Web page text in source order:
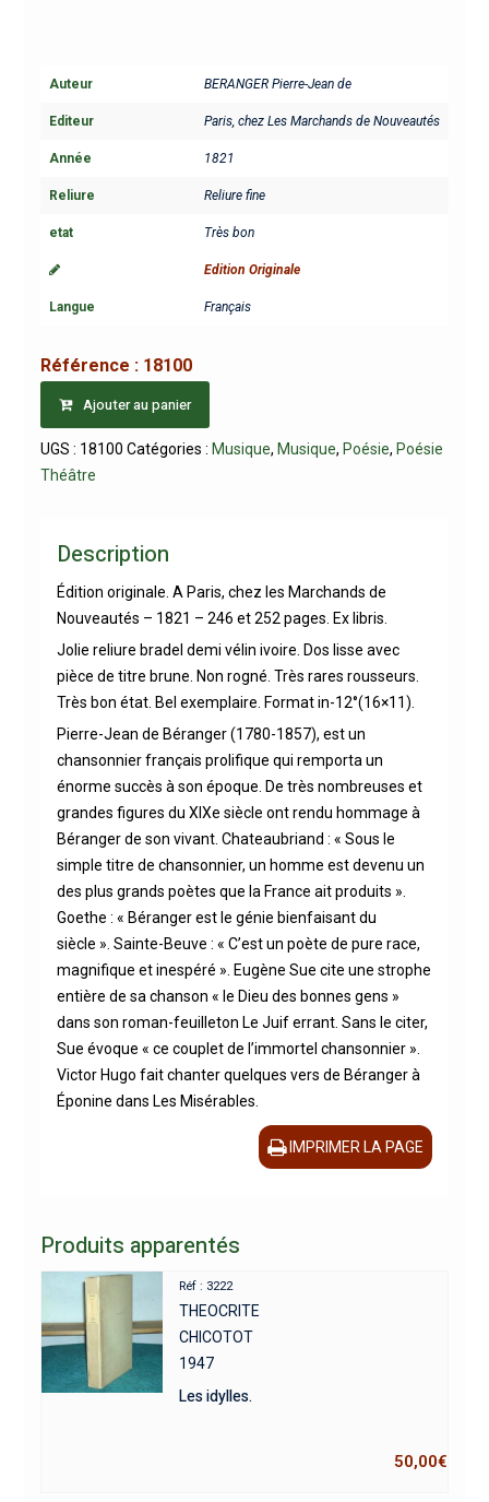
Auteur BERANGER Pierre-Jean de
Editeur Paris, chez Les Marchands de Nouveautés
Année 1821
Reliure Reliure fine
etat Très bon
Edition Originale
Langue Français
Référence : 18100
Ajouter au panier
UGS : 18100 Catégories : Musique, Musique, Poésie, Poésie
Théâtre
Description
Édition originale. A Paris, chez les Marchands de
Nouveautés – 1821 – 246 et 252 pages. Ex libris.
Jolie reliure bradel demi vélin ivoire. Dos lisse avec
pièce de titre brune. Non rogné. Très rares rousseurs.
Très bon état. Bel exemplaire. Format in-12°(16×11).
Pierre-Jean de Béranger (1780-1857), est un
chansonnier français prolifique qui remporta un
énorme succès à son époque. De très nombreuses et
grandes figures du XIXe siècle ont rendu hommage à
Béranger de son vivant. Chateaubriand : « Sous le
simple titre de chansonnier, un homme est devenu un
des plus grands poètes que la France ait produits ».
Goethe : « Béranger est le génie bienfaisant du
siècle ». Sainte-Beuve : « C’est un poète de pure race,
magnifique et inespéré ». Eugène Sue cite une strophe
entière de sa chanson « le Dieu des bonnes gens »
dans son roman-feuilleton Le Juif errant. Sans le citer,
Sue évoque « ce couplet de l’immortel chansonnier ».
Victor Hugo fait chanter quelques vers de Béranger à
Éponine dans Les Misérables.
IMPRIMER LA PAGE
Produits apparentés
Réf : 3222
THEOCRITE
CHICOTOT
1947
Les idylles.
50,00€